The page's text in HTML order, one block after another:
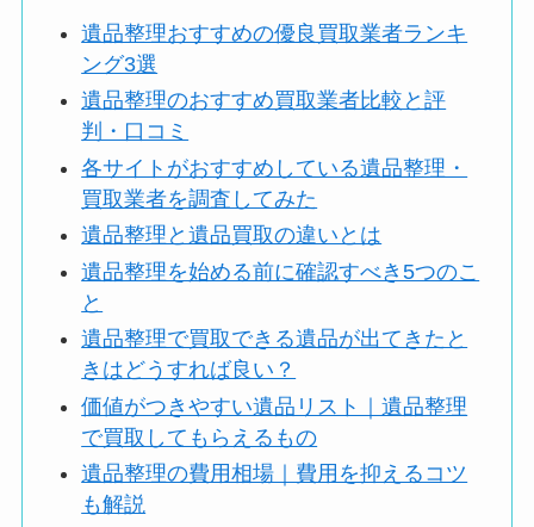
遺品整理おすすめの優良買取業者ランキ
ング3選
遺品整理のおすすめ買取業者比較と評
判・口コミ
各サイトがおすすめしている遺品整理・
買取業者を調査してみた
遺品整理と遺品買取の違いとは
遺品整理を始める前に確認すべき5つのこ
と
遺品整理で買取できる遺品が出てきたと
きはどうすれば良い？
価値がつきやすい遺品リスト｜遺品整理
で買取してもらえるもの
遺品整理の費用相場｜費用を抑えるコツ
も解説